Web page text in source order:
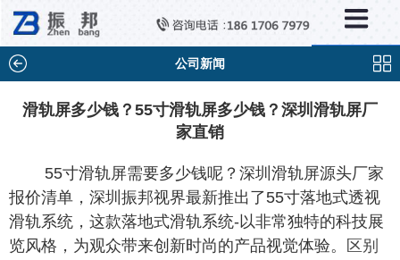
公司新闻
滑轨屏多少钱？55寸滑轨屏多少钱？深圳滑轨屏厂
家直销
55寸滑轨屏需要多少钱呢？深圳滑轨屏源头厂家
报价清单，深圳振邦视界最新推出了55寸落地式透视
滑轨系统，这款落地式滑轨系统-以非常独特的科技展
览风格，为观众带来创新时尚的产品视觉体验。
区别
新闻中心
×
行业新闻
问题解答
百科知识